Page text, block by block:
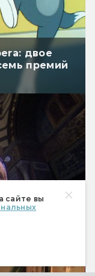
сайте вы
двое
премий
фееричная